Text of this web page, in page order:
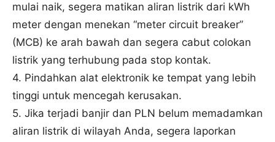
mulai naik, segera matikan aliran listrik dari kWh
meter dengan menekan “meter circuit breaker”
(MCB) ke arah bawah dan segera cabut colokan
listrik yang terhubung pada stop kontak.
4. Pindahkan alat elektronik ke tempat yang lebih
tinggi untuk mencegah kerusakan.
5. Jika terjadi banjir dan PLN belum memadamkan
aliran listrik di wilayah Anda, segera laporkan